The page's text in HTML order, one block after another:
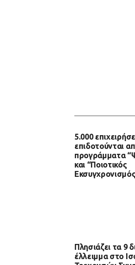
5.000
επιδοτούνται
προγράμματα
και “Ποιοτικός
Πλησιάζει τα 9
έλλειμμα στο